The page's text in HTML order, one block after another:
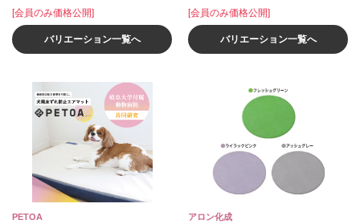
[会員のみ価格公開]
バリエーション一覧へ
[会員のみ価格公開]
バリエーション一覧へ
PETOA アロン化成